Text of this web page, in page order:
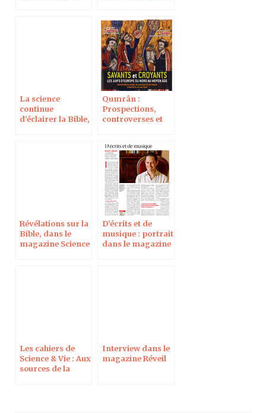
La science
continue
d’éclairer la Bible,
Qumrân :
Prospections,
controverses et
le magazine
Histoire
Révélations sur la
Bible, dans le
magazine Science
D’écrits et de
musique : portrait
dans le magazine
Les cahiers de
Science & Vie : Aux
sources de la
Interview dans le
magazine Réveil